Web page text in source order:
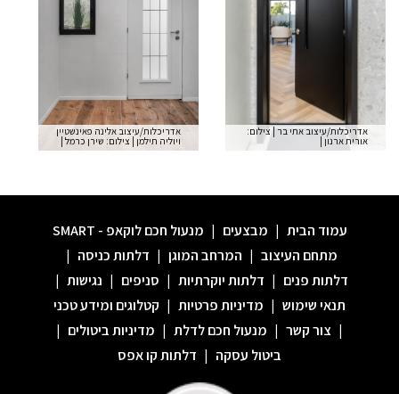
אדריכלות/עיצוב אתי בר צילום:
אורית ארנון
אדריכלות/עיצוב אלינה פאינשטיין
ויוליה תילמן צילום: שירן כרמל
עמוד הבית | מבצעים | מנעול חכם לוקאפ - SMART
מתחם העיצוב | המרחב המוגן | דלתות כניסה |
דלתות פנים | דלתות יוקרתיות | סניפים | נגישות |
תנאי שימוש | מדיניות פרטיות | קטלוגים ומידע טכני
| צור קשר | מנעול חכם לדלת | מדיניות ביטולים |
ביטול עסקה | דלתות קו אפס